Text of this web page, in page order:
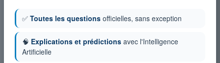
✅ Toutes les questions officielles, sans exception
🧠 Explications et prédictions avec l'Intelligence
Artificielle